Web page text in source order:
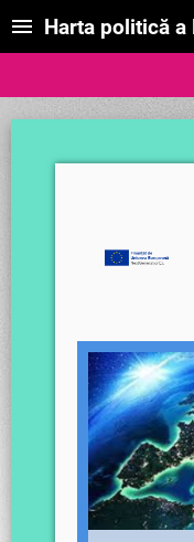
Harta politică a